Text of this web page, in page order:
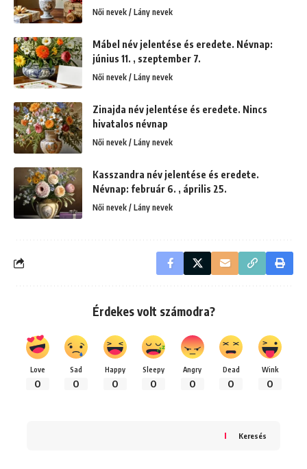
Női nevek / Lány nevek
Mábel név jelentése és eredete. Névnap:
június 11. , szeptember 7.
Női nevek / Lány nevek
Zinajda név jelentése és eredete. Nincs
hivatalos névnap
Női nevek / Lány nevek
Kasszandra név jelentése és eredete.
Névnap: február 6. , április 25.
Női nevek / Lány nevek
Érdekes volt számodra?
Love
0
Sad
0
Happy
0
Sleepy
0
Angry
0
Dead
0
Wink
0
Keresés